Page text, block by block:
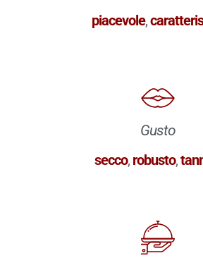
piacevole,
Gusto
secco, robusto,